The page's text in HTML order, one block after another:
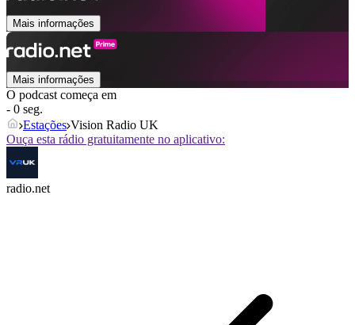
Mais informações
Mais informações
O podcast começa em
- 0 seg.
Estações Vision Radio UK
Ouça esta rádio gratuitamente no aplicativo:
radio.net